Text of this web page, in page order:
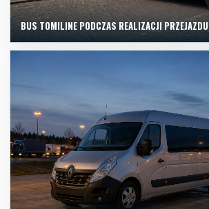
BUS TOMILINE PODCZAS REALIZACJI PRZEJAZDU